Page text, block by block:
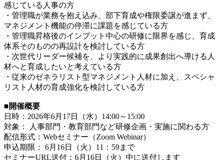
感じている人事の方
・管理職が業務を抱え込み、部下育成や権限委譲が進まず、
マネジメント機能の停滞に課題を感じている方
・管理職昇格後のインプット中心の研修に限界を感じ、育成
体系そのものの再設計を検討している方
・次世代リーダー候補を、より実践的に成果創出へ導ける人
材へと育成したいと考えている方
・従来のゼネラリスト型マネジメント人材に加え、スペシャ
リスト人材の育成強化を検討している方
■開催概要
日時：2026年6月17日（水）14:00～15:00
対象： 人事部門・教育部門など研修企画・実施に関わる方
配信形式：Webセミナー（Zoom Webinar）
申込期限： 6月16日（火）11：59まで
セミナーURL送付：6月16日（火）中に送付します